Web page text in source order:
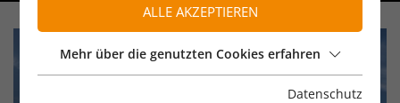
ALLE AKZEPTIEREN
Mehr über die genutzten Cookies erfahren
Datenschutz